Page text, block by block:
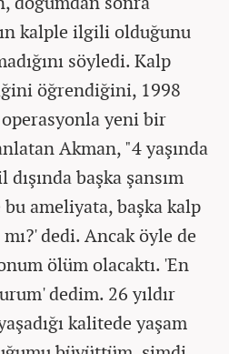
kalple ilgili olduğunu
söyledi. Kalp
öğrendiğini, 1998
operasyonla yeni bir
Akman, "4 yaşında
başka şansım
ameliyata, başka kalp
dedi. Ancak öyle de
ölüm olacaktı. 'En
dedim. 26 yıldır
kalitede yaşam